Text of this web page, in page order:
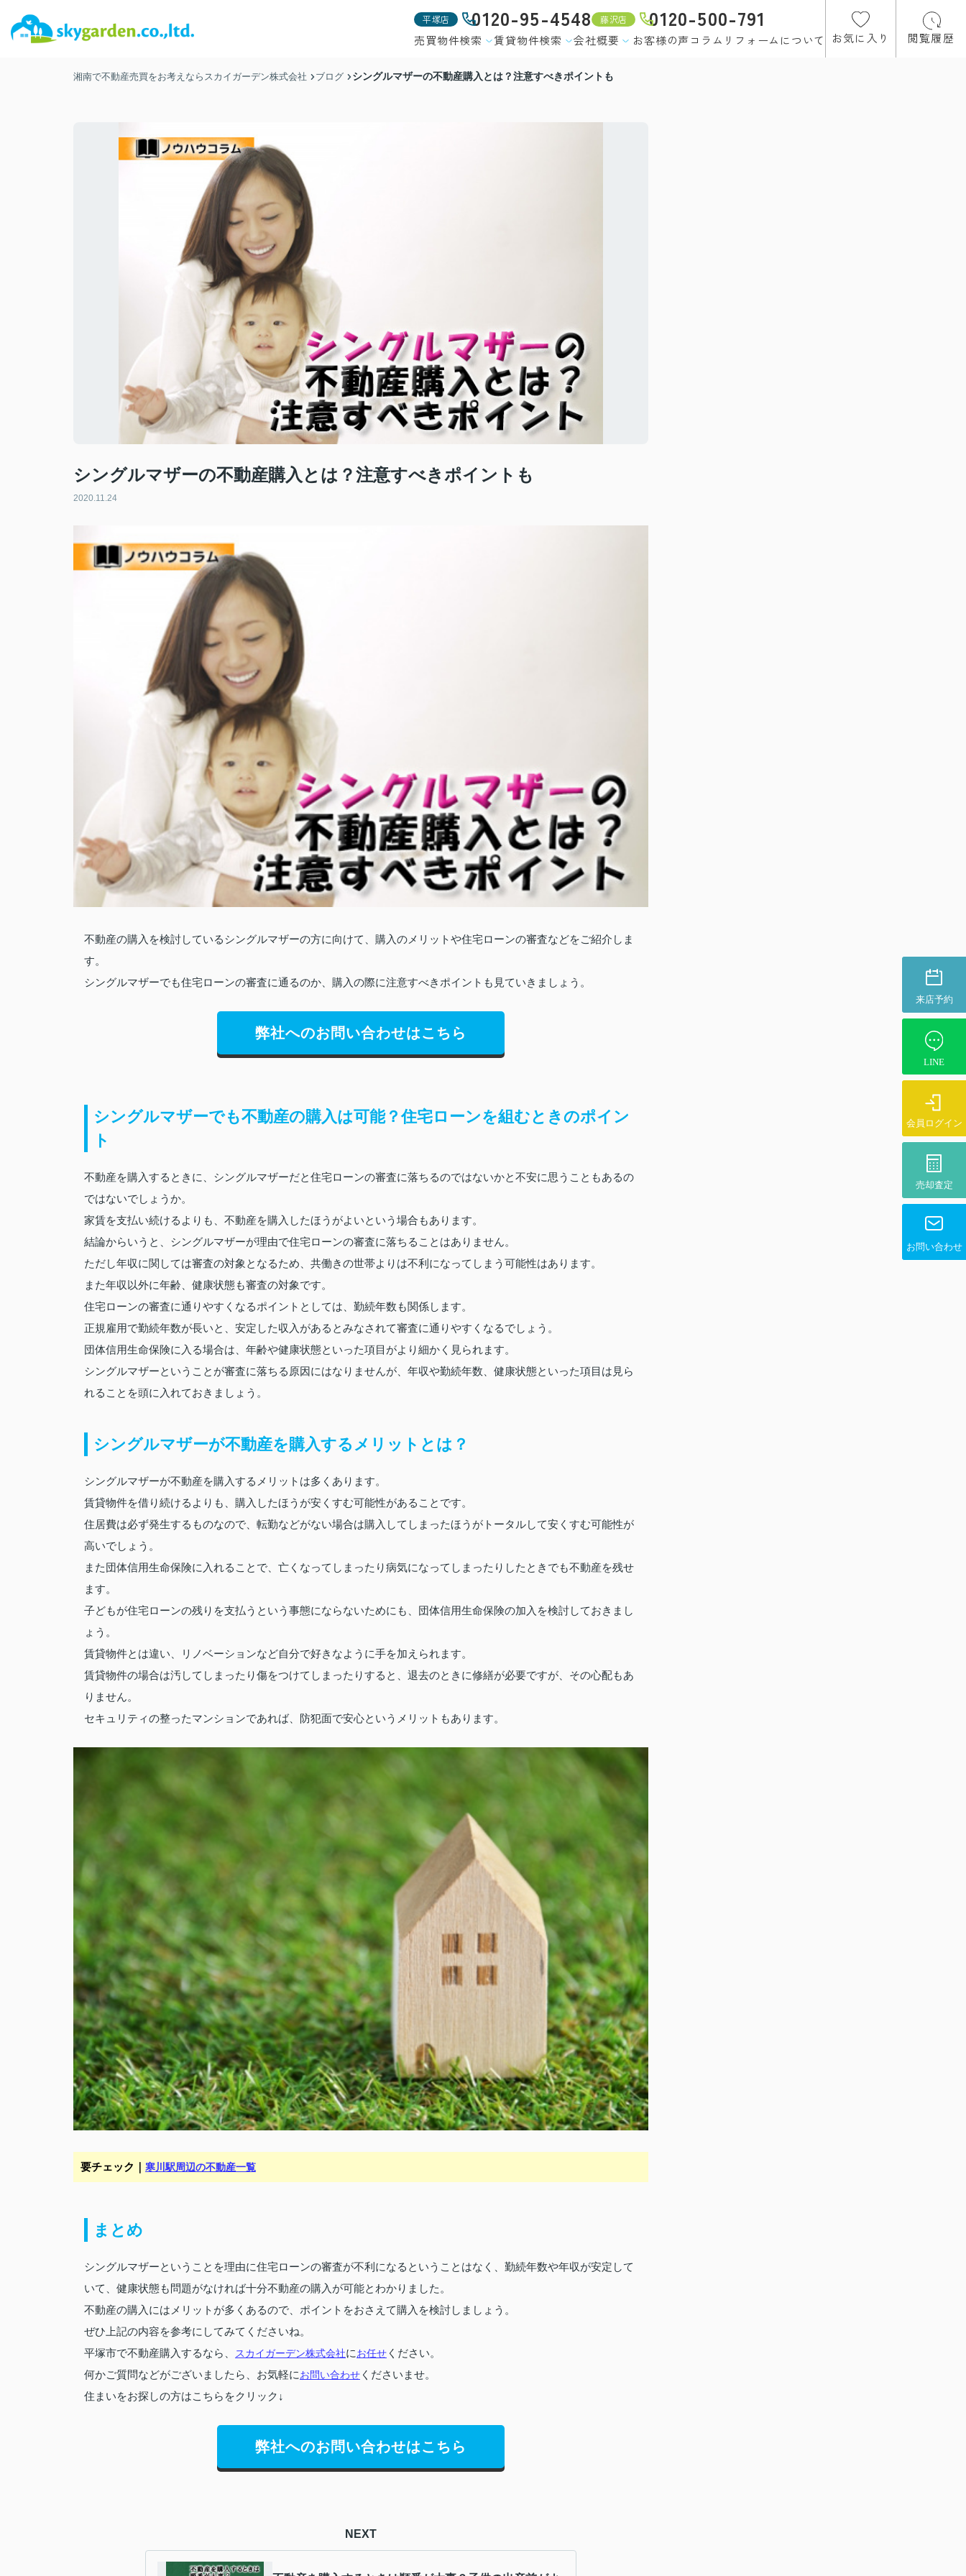
平塚店 0120-95-4548 藤沢店 0120-500-791
売買物件検索 賃貸物件検索 会社概要 お客様の声コラム リフォームについて お気に入り 閲覧履歴
来店予約
LINE
会員ログイン
売却査定
お問い合わせ
湘南で不動産売買をお考えならスカイガーデン株式会社 ブログ シングルマザーの不動産購入とは？注意すべきポイントも
シングルマザーの不動産購入とは？注意すべきポイントも
2020.11.24
不動産の購入を検討しているシングルマザーの方に向けて、購入のメリットや住宅ローンの審査などをご紹介しま
す。
シングルマザーでも住宅ローンの審査に通るのか、購入の際に注意すべきポイントも見ていきましょう。
弊社へのお問い合わせはこちら
シングルマザーでも不動産の購入は可能？住宅ローンを組むときのポイン
ト
不動産を購入するときに、シングルマザーだと住宅ローンの審査に落ちるのではないかと不安に思うこともあるの
ではないでしょうか。
家賃を支払い続けるよりも、不動産を購入したほうがよいという場合もあります。
結論からいうと、シングルマザーが理由で住宅ローンの審査に落ちることはありません。
ただし年収に関しては審査の対象となるため、共働きの世帯よりは不利になってしまう可能性はあります。
また年収以外に年齢、健康状態も審査の対象です。
住宅ローンの審査に通りやすくなるポイントとしては、勤続年数も関係します。
正規雇用で勤続年数が長いと、安定した収入があるとみなされて審査に通りやすくなるでしょう。
団体信用生命保険に入る場合は、年齢や健康状態といった項目がより細かく見られます。
シングルマザーということが審査に落ちる原因にはなりませんが、年収や勤続年数、健康状態といった項目は見ら
れることを頭に入れておきましょう。
シングルマザーが不動産を購入するメリットとは？
シングルマザーが不動産を購入するメリットは多くあります。
賃貸物件を借り続けるよりも、購入したほうが安くすむ可能性があることです。
住居費は必ず発生するものなので、転勤などがない場合は購入してしまったほうがトータルして安くすむ可能性が
高いでしょう。
また団体信用生命保険に入れることで、亡くなってしまったり病気になってしまったりしたときでも不動産を残せ
ます。
子どもが住宅ローンの残りを支払うという事態にならないためにも、団体信用生命保険の加入を検討しておきまし
ょう。
賃貸物件とは違い、リノベーションなど自分で好きなように手を加えられます。
賃貸物件の場合は汚してしまったり傷をつけてしまったりすると、退去のときに修繕が必要ですが、その心配もあ
りません。
セキュリティの整ったマンションであれば、防犯面で安心というメリットもあります。
要チェック｜ 寒川駅周辺の不動産一覧
まとめ
シングルマザーということを理由に住宅ローンの審査が不利になるということはなく、勤続年数や年収が安定して
いて、健康状態も問題がなければ十分不動産の購入が可能とわかりました。
不動産の購入にはメリットが多くあるので、ポイントをおさえて購入を検討しましょう。
ぜひ上記の内容を参考にしてみてくださいね。
平塚市で不動産購入するなら、
スカイガーデン株式会社にお任せ ください。
何かご質問などがございましたら、お気軽にお問い合わせ くださいませ。
住まいをお探しの方はこちらをクリック↓
弊社へのお問い合わせはこちら
NEXT